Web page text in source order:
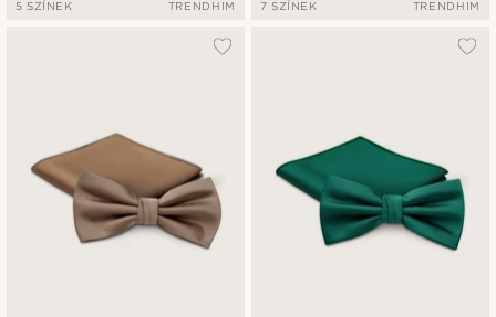
5 SZÍNEK TRENDHIM 7 SZÍNEK TRENDHIM